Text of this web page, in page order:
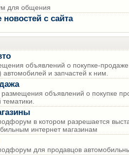
для общения
с сайта
объявлений о покупке-продаже
автомобилей и запчастей к ним.
объявлений о покупке
в котором разрешается
интернет магазинам
для продавцов